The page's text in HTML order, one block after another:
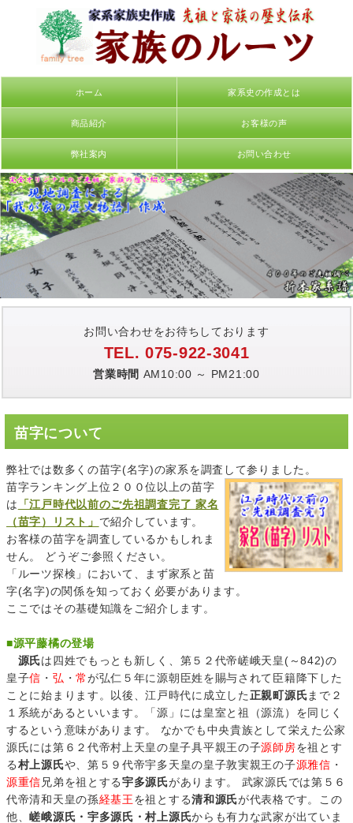
ホーム 家系史の作成とは
商品紹介 お客様の声
弊社案内 お問い合わせ
お問い合わせをお待ちしております
TEL. 075-922-3041
営業時間 AM10:00 ～ PM21:00
苗字について
弊社では数多くの苗字(名字)の家系を調査して参りました。
苗字ランキング上位２００位以上の苗字
は
「江戸時代以前のご先祖調査完了 家名
（苗字）リスト」 で紹介しています。
お客様の苗字を調査しているかもしれま
せん。 どうぞご参照ください。
「ルーツ探検」において、まず家系と苗
字(名字)の関係を知っておく必要があります。
ここではその基礎知識をご紹介します。
■源平藤橘の登場
源氏は四姓でもっとも新しく、第５２代帝嵯峨天皇(～842)の
皇子信 ・ 弘 ・常が弘仁５年に源朝臣姓を賜与されて臣籍降下した
ことに始まります。以後、江戸時代に成立した正親町源氏まで２
１系統があるといいます。「源」には皇室と祖（源流）を同じく
するという意味があります。 なかでも中央貴族として栄えた公家
源氏には第６２代帝村上天皇の皇子具平親王の子源師房を祖とす
る村上源氏や、第５９代帝宇多天皇の皇子敦実親王の子源雅信 ・
源重信 兄弟を祖とする宇多源氏があります。 武家源氏では第５６
代帝清和天皇の孫経基王を祖とする清和源氏が代表格です。この
他、嵯峨源氏・宇多源氏・村上源氏からも有力な武家が出ていま